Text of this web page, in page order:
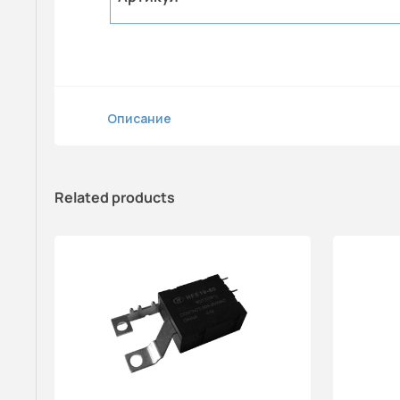
Описание
Related products